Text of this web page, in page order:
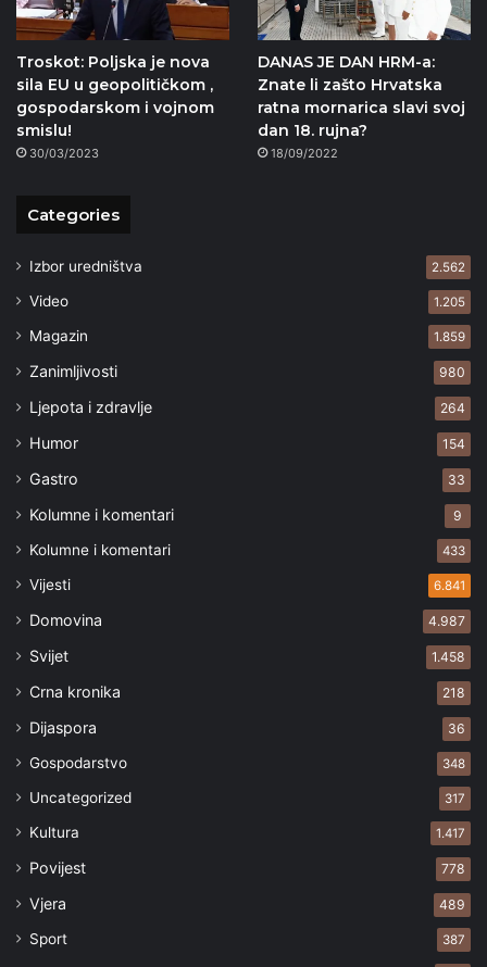
Troskot: Poljska je nova
sila EU u geopolitičkom ,
gospodarskom i vojnom
smislu!
30/03/2023
DANAS JE DAN HRM-a:
Znate li zašto Hrvatska
ratna mornarica slavi svoj
dan 18. rujna?
18/09/2022
Categories
Izbor uredništva 2.562
Video 1.205
Magazin 1.859
Zanimljivosti 980
Ljepota i zdravlje 264
Humor 154
Gastro 33
Kolumne i komentari 9
Kolumne i komentari 433
Vijesti 6.841
Domovina 4.987
Svijet 1.458
Crna kronika 218
Dijaspora 36
Gospodarstvo 348
Uncategorized 317
Kultura 1.417
Povijest 778
Vjera 489
Sport 387